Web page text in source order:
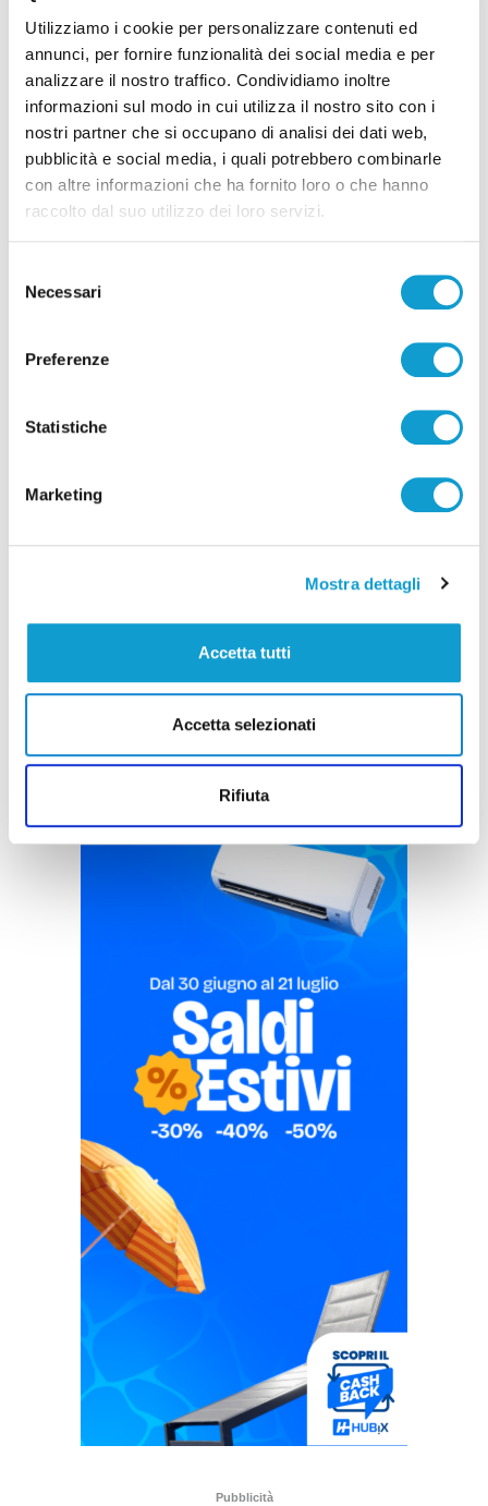
Utilizziamo i cookie per personalizzare contenuti ed
annunci, per fornire funzionalità dei social media e per
analizzare il nostro traffico. Condividiamo inoltre
informazioni sul modo in cui utilizza il nostro sito con i
nostri partner che si occupano di analisi dei dati web,
pubblicità e social media, i quali potrebbero combinarle
con altre informazioni che ha fornito loro o che hanno
raccolto dal suo utilizzo dei loro servizi.
delNecessari
Preferenze
Statistiche
Marketing
Mostra dettagli
Accetta tutti
Accetta selezionati
Rifiuta
Correlati
Settore Giovanile Academy - Alessandro Re, da
Pubblicità